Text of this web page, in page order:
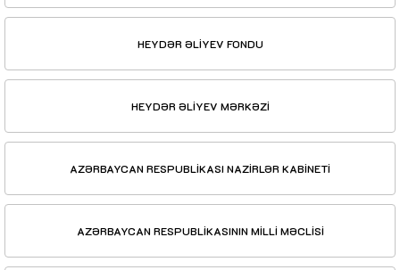
HEYDƏR ƏLİYEV FONDU
HEYDƏR ƏLİYEV MƏRKƏZİ
AZƏRBAYCAN RESPUBLİKASI NAZİRLƏR KABİNETİ
AZƏRBAYCAN RESPUBLİKASININ MİLLİ MƏCLİSİ